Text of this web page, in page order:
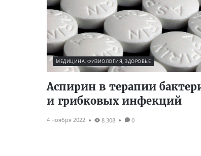
МЕДИЦИНА, ФИЗИОЛОГИЯ, ЗДОРОВЬЕ
Аспирин в терапии
и грибковых инфекций
4 ноября 2022 8 308 0